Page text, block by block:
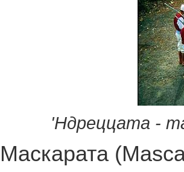
'Ндреццата -
Маскарата